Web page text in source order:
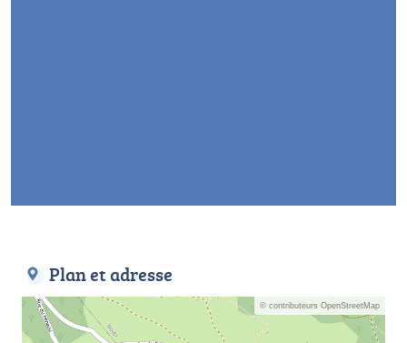
Plan et adresse
© contributeurs OpenStreetMap